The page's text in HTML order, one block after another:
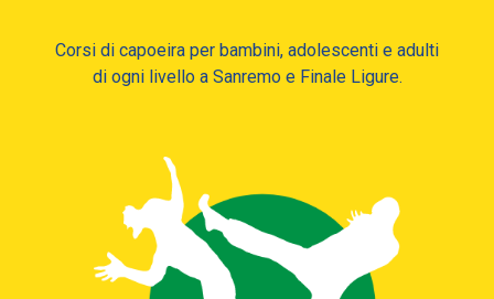
Corsi di capoeira per bambini, adolescenti e adulti
di ogni livello a Sanremo e Finale Ligure.